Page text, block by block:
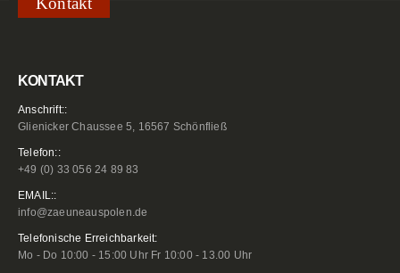
KONTAKT
Anschrift::
Glienicker Chaussee 5, 16567 Schönfließ
Telefon::
+49 (0) 33 056 24 89 83
EMAIL::
info@zaeuneauspolen.de
Telefonische Erreichbarkeit:
Mo - Do 10:00 - 15:00 Uhr Fr 10:00 - 13.00 Uhr